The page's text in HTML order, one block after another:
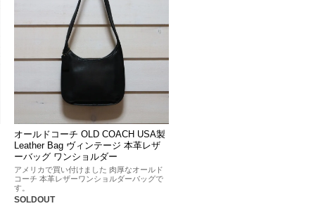
オールドコーチ OLD COACH USA製
Leather Bag ヴィンテージ 本革レザ
ーバッグ ワンショルダー
アメリカで買い付けました 肉厚なオールド
コーチ 本革レザーワンショルダーバッグで
す。
SOLDOUT